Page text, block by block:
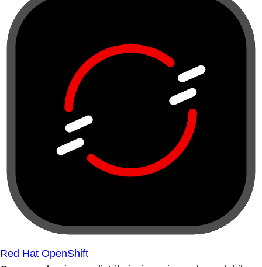
Red Hat OpenShift